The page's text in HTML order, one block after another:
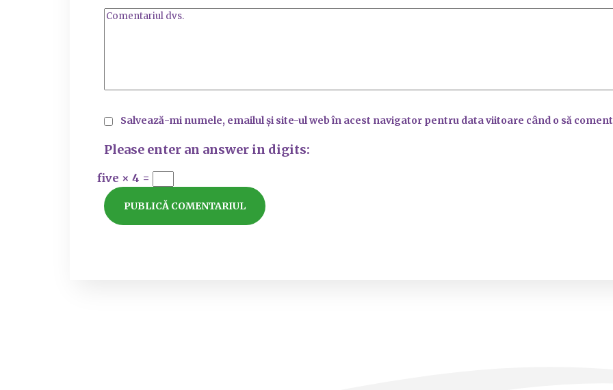
Salvează-mi numele, emailul și site-ul web în acest navigator pentru data viitoare când o să
Please enter an answer in digits:
five × 4 =